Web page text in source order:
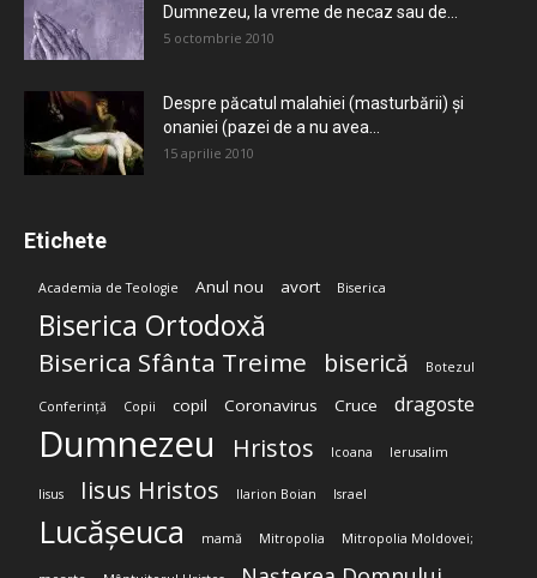
Dumnezeu, la vreme de necaz sau de...
5 octombrie 2010
Despre păcatul malahiei (masturbării) şi
onaniei (pazei de a nu avea...
15 aprilie 2010
Etichete
Academia de Teologie Anul nou avort Biserica
Biserica Ortodoxă
Biserica Sfânta Treime biserică Botezul
Conferință Copii copil Coronavirus Cruce dragoste
Dumnezeu Hristos Icoana Ierusalim
Iisus Iisus Hristos Ilarion Boian Israel
Lucășeuca mamă Mitropolia Mitropolia Moldovei;